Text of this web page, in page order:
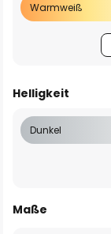
Warmweiß
Helligkeit
Dunkel
Maße